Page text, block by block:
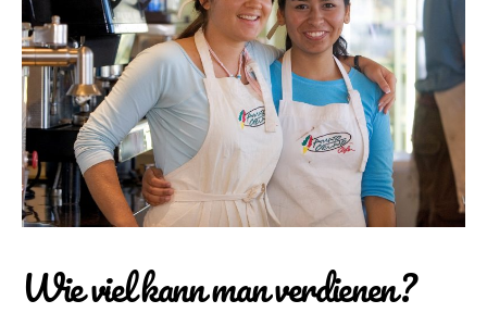
Wie viel kann man verdienen?